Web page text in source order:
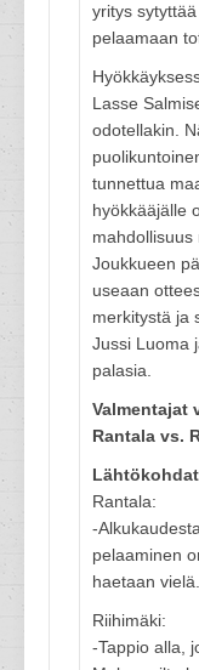
yritys
pelaamaan
Lasse
odotellakin.
tunnettua
hyökkääjälle
mahdollisuus
Joukkueen
useaan
merkitystä ja
Jussi Luoma
palasia.
Valmentajat
Rantala vs.
Rantala:
-
pelaaminen
haetaan vielä.
Riihimäki:
-Tappio alla,